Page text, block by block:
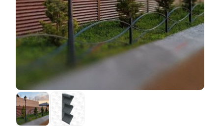
Например, первый тип покрытия означает, что
внешний вид заготовки уже готов, поэтому при
дальнейшей работе с материалом нужно быть
предельно аккуратным. Так, мы не можем проводить
некоторые манипуляции с заготовкой, чтобы
улучшить заготовку и скорость сборки, однако это
никак не влияет на качество. При выборе метода
важно, помнить, что
производстве, но дороже при установке конструкции